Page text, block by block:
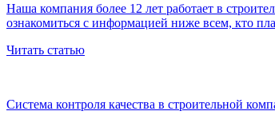
Наша компания более 12 лет работает в
ознакомиться с информацией ниже всем, кто
Читать статью
Система контроля качества в строительной